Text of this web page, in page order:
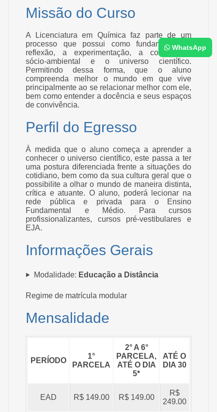
WhatsApp
Missão do Curso
A Licenciatura em Química faz parte de um
processo que possui como fundamentos a
reflexão, a experimentação, a consciência
sócio-ambiental e o universo científico.
Permitindo dessa forma, que o aluno
compreenda melhor o mundo em que vive
principalmente ao se relacionar melhor com ele,
bem como entender a docência e seus espaços
de convivência.
Perfil do Egresso
À medida que o aluno começa a aprender a
conhecer o universo científico, este passa a ter
uma postura diferenciada frente a situações do
cotidiano, bem como da sua cultura geral que o
possibilite a olhar o mundo de maneira distinta,
crítica e atuante. O aluno, poderá lecionar na
rede pública e privada para o Ensino
Fundamental e Médio. Para cursos
profissionalizantes, cursos pré-vestibulares e
EJA.
Informações Gerais
Modalidade: Educação a Distância
Regime de matrícula modular
Mensalidade
PERÍODO
1°
PARCELA
2° A 6°
PARCELA,
ATÉ O DIA
5*
ATÉ O
DIA 30
EAD R$ 149.00 R$ 149.00
R$
249.00